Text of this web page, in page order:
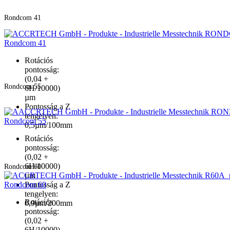
Rondcom 41
Rondcom 41
Rotációs
pontosság:
(0,04 +
6H/10000)
µm
Pontosság a Z
tengelyen:
0,5µm/100mm
Rondcom 55
Rondcom 55
Rotációs
pontosság:
(0,02 +
6H/10000)
µm
Pontosság a Z
tengelyen:
0,9µm/200mm
Rondcom 60
Rondcom 60
Rotációs
pontosság:
(0,02 +